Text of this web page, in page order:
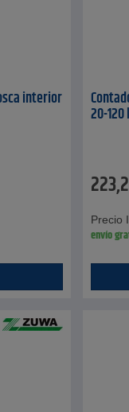
interior
20-
Precio
envío